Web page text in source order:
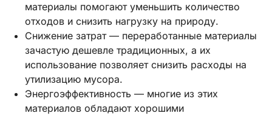
материалы помогают уменьшить количество
отходов и снизить нагрузку на природу.
Снижение затрат — переработанные материалы
зачастую дешевле традиционных, а их
использование позволяет снизить расходы на
утилизацию мусора.
Энергоэффективность — многие из этих
материалов обладают хорошими